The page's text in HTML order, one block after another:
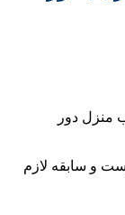
منزل دور
و سابقه لازم